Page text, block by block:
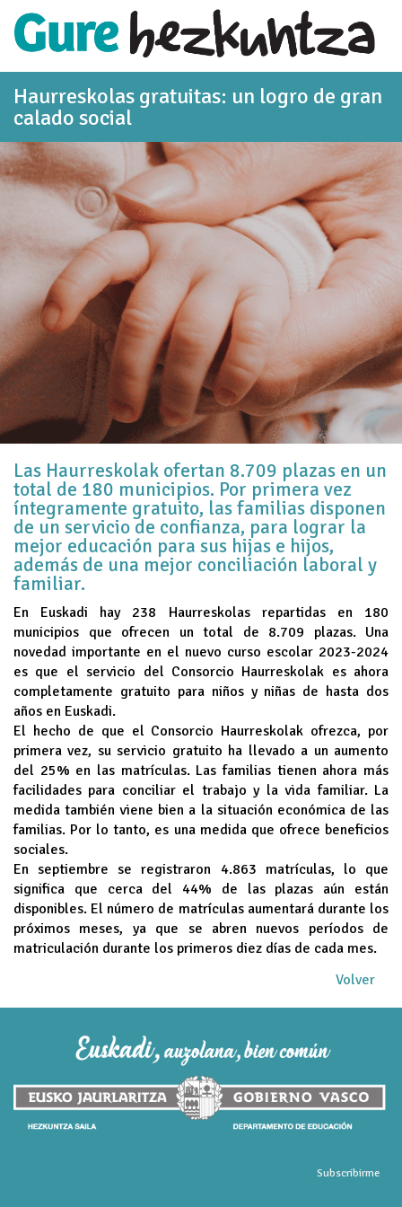
Saltar al contenido principal
Haurreskolas gratuitas: un logro de gran
calado social
Las Haurreskolak ofertan 8.709 plazas en un
total de 180 municipios. Por primera vez
íntegramente gratuito, las familias disponen
de un servicio de confianza, para lograr la
mejor educación para sus hijas e hijos,
además de una mejor conciliación laboral y
familiar.
En Euskadi hay 238 Haurreskolas repartidas en 180
municipios que ofrecen un total de 8.709 plazas. Una
novedad importante en el nuevo curso escolar 2023-2024
es que el servicio del Consorcio Haurreskolak es ahora
completamente gratuito para niños y niñas de hasta dos
años en Euskadi.
El hecho de que el Consorcio Haurreskolak ofrezca, por
primera vez, su servicio gratuito ha llevado a un aumento
del 25% en las matrículas. Las familias tienen ahora más
facilidades para conciliar el trabajo y la vida familiar. La
medida también viene bien a la situación económica de las
familias. Por lo tanto, es una medida que ofrece beneficios
sociales.
En septiembre se registraron 4.863 matrículas, lo que
significa que cerca del 44% de las plazas aún están
disponibles. El número de matrículas aumentará durante los
próximos meses, ya que se abren nuevos períodos de
matriculación durante los primeros diez días de cada mes.
Volver
Subscribirme